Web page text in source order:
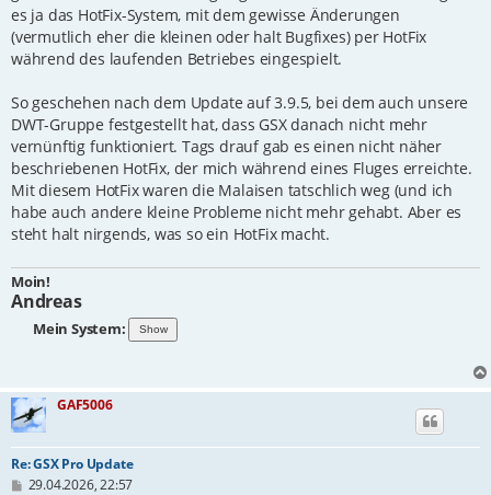
es ja das HotFix-System, mit dem gewisse Änderungen
(vermutlich eher die kleinen oder halt Bugfixes) per HotFix
während des laufenden Betriebes eingespielt.
So geschehen nach dem Update auf 3.9.5, bei dem auch unsere
DWT-Gruppe festgestellt hat, dass GSX danach nicht mehr
vernünftig funktioniert. Tags drauf gab es einen nicht näher
beschriebenen HotFix, der mich während eines Fluges erreichte.
Mit diesem HotFix waren die Malaisen tatschlich weg (und ich
habe auch andere kleine Probleme nicht mehr gehabt. Aber es
steht halt nirgends, was so ein HotFix macht.
Moin!
Andreas
Mein System:
GAF5006
Re: GSX Pro Update
B
29.04.2026, 22:57